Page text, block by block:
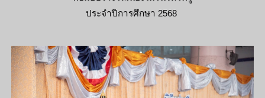
ประจำปีการศึกษา 2568